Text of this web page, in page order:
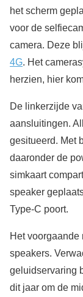
het scherm
voor de
camera. Deze
4G. Het
herzien, hier
De linkerzijde
aansluitingen.
gesitueerd. Met
daaronder de
simkaart
speaker
Type-C poort.
Het voorgaande
speakers.
geluidservaring
dit jaar om de